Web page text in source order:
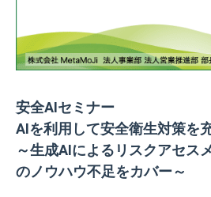
安全AIセミナー
AIを利用して安全衛生対策を
～生成AIによるリスクアセス
のノウハウ不足をカバー～